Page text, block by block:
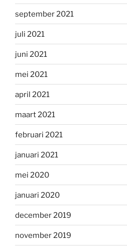
september 2021
juli 2021
juni 2021
mei 2021
april 2021
maart 2021
februari 2021
januari 2021
mei 2020
januari 2020
december 2019
november 2019